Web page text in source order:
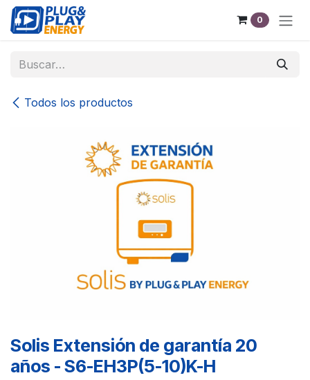
Ir al contenido
0
Todos los productos
Solis Extensión de garantía 20
años - S6-EH3P(5-10)K-H